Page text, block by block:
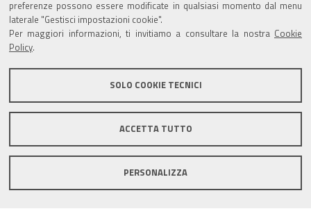
preferenze possono essere modificate in qualsiasi momento dal menu
laterale "Gestisci impostazioni cookie".
Per maggiori informazioni, ti invitiamo a consultare la nostra Cookie
Policy
SOLO COOKIE TECNICI
ACCETTA TUTTO
PERSONALIZZA
Pubblicità Legale
Area riservata Amministratori
Informativa generale
Informative privacy
Accessibilità
Note legali
Informativa estesa sui cookie
Social media policy